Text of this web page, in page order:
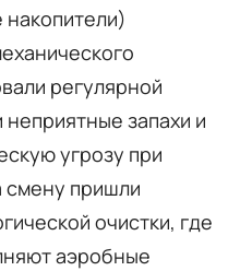
накопители)
регулярной
неприятные запахи и
угрозу при
смену пришли
очистки, где
аэробные